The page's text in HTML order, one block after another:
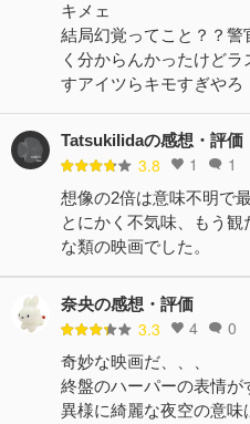
キメェ
結局幻覚ってこと？？警
く分からんかったけど
すアイツらキモすぎやろ
TatsukiIidaの感想・評価
3.8 1 1
想像の2倍は意味不明で
とにかく不気味、もう
な類の映画でした。
奈央の感想・評価
3.3 4 0
奇妙な映画だ、、、
終盤のハーパーの表情が
異様に綺麗な夜空の意味